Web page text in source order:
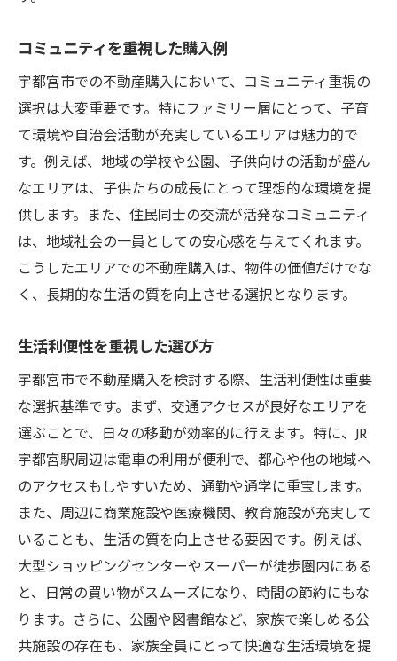
コミュニティを重視した購入例
宇都宮市での不動産購入において、コミュニティ重視の
選択は大変重要です。特にファミリー層にとって、子育
て環境や自治会活動が充実しているエリアは魅力的で
す。例えば、地域の学校や公園、子供向けの活動が盛ん
なエリアは、子供たちの成長にとって理想的な環境を提
供します。また、住民同士の交流が活発なコミュニティ
は、地域社会の一員としての安心感を与えてくれます。
こうしたエリアでの不動産購入は、物件の価値だけでな
く、長期的な生活の質を向上させる選択となります。
生活利便性を重視した選び方
宇都宮市で不動産購入を検討する際、生活利便性は重要
な選択基準です。まず、交通アクセスが良好なエリアを
選ぶことで、日々の移動が効率的に行えます。特に、JR
宇都宮駅周辺は電車の利用が便利で、都心や他の地域へ
のアクセスもしやすいため、通勤や通学に重宝します。
また、周辺に商業施設や医療機関、教育施設が充実して
いることも、生活の質を向上させる要因です。例えば、
大型ショッピングセンターやスーパーが徒歩圏内にある
と、日常の買い物がスムーズになり、時間の節約にもな
ります。さらに、公園や図書館など、家族で楽しめる公
共施設の存在も、家族全員にとって快適な生活環境を提